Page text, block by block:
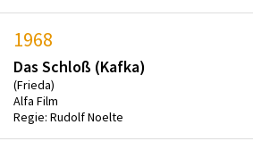
1968
Das Schloß (Kafka)
(Frieda)
Alfa Film
Regie: Rudolf Noelte